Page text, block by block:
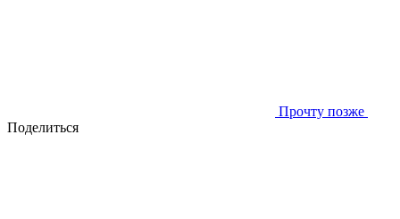
Прочту позже
Поделиться